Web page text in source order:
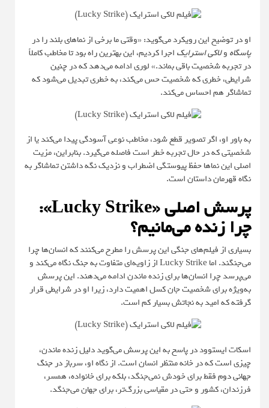
او در توضیح این رویکرد می‌گوید: «وقتی ما برخی از نماهای بلند را در
پاسگاه ولاکی استرایک اجرا کردیم، این بهترین راه بود تا مخاطب کاملاً
در تجربه شخصیت باقی بماند.» لوری ادامه می‌دهد که در چنین
شرایطی، خطری که شخصیت حس می‌کند، به خطری تبدیل می‌شود که
تماشاگر هم احساس می‌کند.
به باور او، اگر تصویر قطع شود، مخاطب نوعی آسودگی پیدا می‌کند یا از
شخصیتی که در حال تجربه خطر است فاصله می‌گیرد. بنابراین، مزیت
اصلی این نماها حفظ پیوستگی اضطراب و نزدیک نگه داشتن تماشاگر به
نگاه قهرمان داستان است.
پرسش اصلی «Lucky Strike»:
چرا زنده می‌مانیم؟
بسیاری از فیلم‌های جنگی این پرسش را مطرح می‌کنند که انسان‌ها چرا
می‌جنگند. اما Lucky Strike از زاویه‌ای متفاوت به جنگ نگاه می‌کند و
می‌پرسد چرا انسان‌ها برای زنده ماندن ادامه می‌دهند. این پرسش
به‌ویژه برای شخصیت جان کسل اهمیت دارد، زیرا او در شرایطی قرار
گرفته که امید به نجاتش بسیار کم است.
اسکات ایستوود در پاسخ به این پرسش می‌گوید دلیل زنده ماندن،
چیزی است که در خانه منتظر انسان است. از نگاه او، سرباز درجنگ
جهانی دومفقط برای خودش نمی‌جنگد، بلکه برای خانواده، همسر،
فرزندان، کشور و حتی در مقیاسی بزرگ‌تر، برای جهان می‌جنگد.